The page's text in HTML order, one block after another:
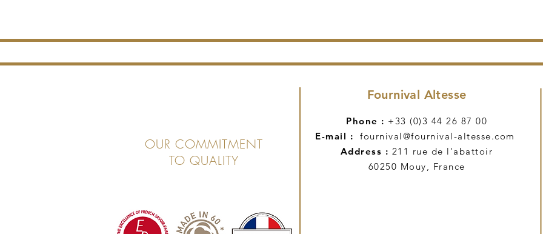
Fournival Altesse
OUR COMMITMENT
TO QUALITY
Phone : +33 (0)3 44 26 87 00
E-mail : fournival@fournival-altesse.com
Address : 211 rue de l'abattoir
60250 Mouy, France